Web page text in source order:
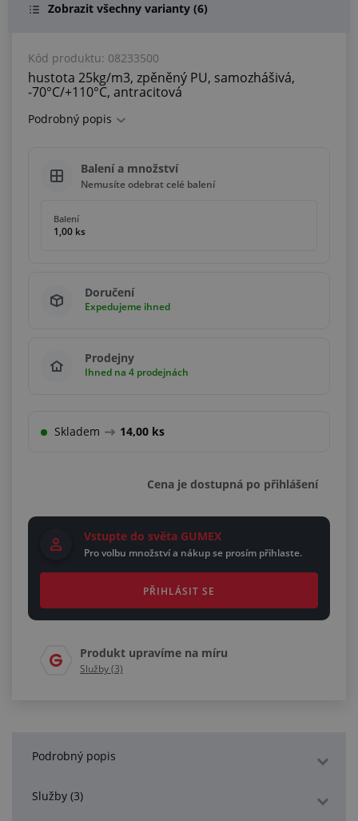
Zobrazit všechny varianty (6)
Kód produktu: 08233500
hustota 25kg/m3, zpěněný PU, samozhášivá,
-70°C/+110°C, antracitová
Podrobný popis
Balení a množství
Nemusíte odebrat celé balení
Balení
1,00 ks
Doručení
Expedujeme ihned
Prodejny
Ihned na 4 prodejnách
Skladem 14,00 ks
Cena je dostupná po přihlášení
Vstupte do světa GUMEX
Pro volbu množství a nákup se prosím přihlaste.
PŘIHLÁSIT SE
Produkt upravíme na míru
Služby (3)
Podrobný popis
Služby (3)